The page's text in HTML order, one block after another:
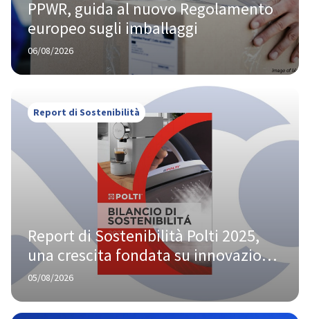
PPWR, guida al nuovo Regolamento
europeo sugli imballaggi
06/08/2026
Report di Sostenibilità
Report di Sostenibilità Polti 2025,
una crescita fondata su innovazione
e responsabilità
05/08/2026